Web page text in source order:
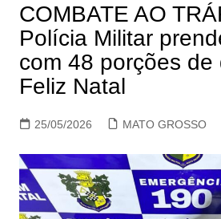
COMBATE AO
Polícia Militar
com 48 porções de
Feliz Natal
25/05/2026 MATO GROSSO